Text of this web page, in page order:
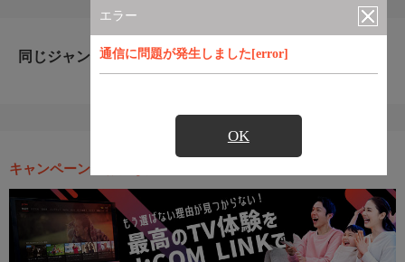
エラー
通信に問題が発生しました[error]
OK
同じジャンルのおすすめ番組
キャンペーン・お得な情報